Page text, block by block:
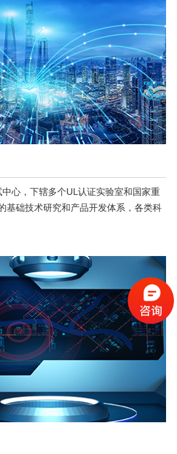
心，下辖多个UL认证实验室和国家重
基础技术研究和产品开发体系，各类科